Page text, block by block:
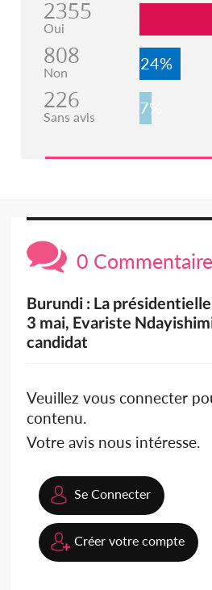
2355
Oui
808
Non 24%
226
Sans avis 7%
0
Burundi : La
3 mai, Evariste
candidat
Veuillez vous connecter
contenu.
Votre avis nous intéresse.
Se Connecter
Créer votre compte